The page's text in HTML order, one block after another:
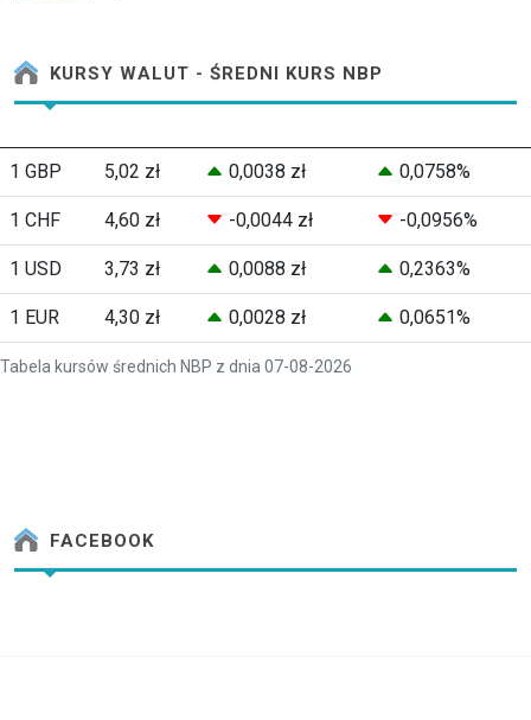
KURSY WALUT - ŚREDNI KURS NBP
Tabela kursów średnich NBP z dnia 07-08-2026
1 GBP 5,02 zł 0,0038 zł 0,0758%
1 CHF 4,60 zł -0,0044 zł -0,0956%
1 USD 3,73 zł 0,0088 zł 0,2363%
1 EUR 4,30 zł 0,0028 zł 0,0651%
FACEBOOK